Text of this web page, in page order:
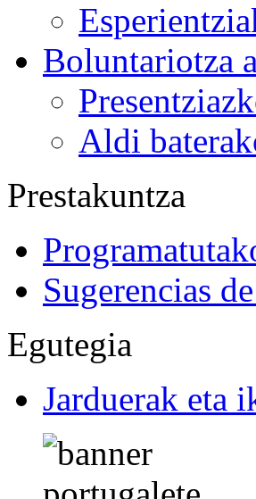
Boluntariotza
Aldi
Prestakuntza
Sugerencias
Egutegia
Jarduerak eta